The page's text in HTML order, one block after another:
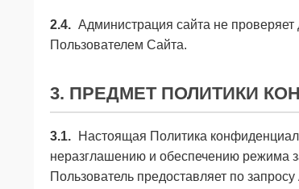
2.4. Администрация сайта не
Пользователем Сайта.
3. ПРЕДМЕТ ПОЛИТИКИ
3.1.
Настоящая Политика
неразглашению и обеспечению режима
Пользователь предоставляет по